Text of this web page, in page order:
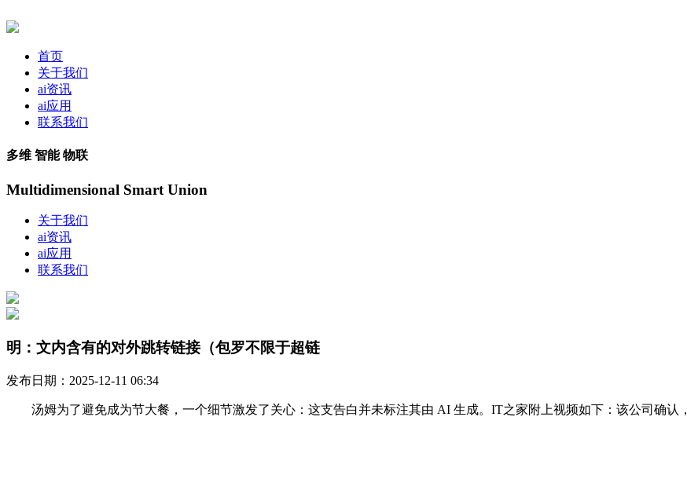
首页
关于我们
ai资讯
ai应用
联系我们
多维 智能 物联
Multidimensional Smart Union
关于我们
ai资讯
ai应用
联系我们
明：文内含有的对外跳转链接（包罗不限于超链
发布日期：2025-12-11 06:34
汤姆为了避免成为节大餐，一个细节激发了关心：这支告白并未标注其由 AI 生成。IT之家附上视频如下：该公司确认，